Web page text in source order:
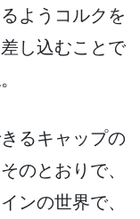
ようコルクを
し込むことで
るキャップの
のとおりで、
ンの世界で、